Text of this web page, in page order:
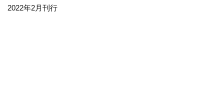
2022年2月刊行